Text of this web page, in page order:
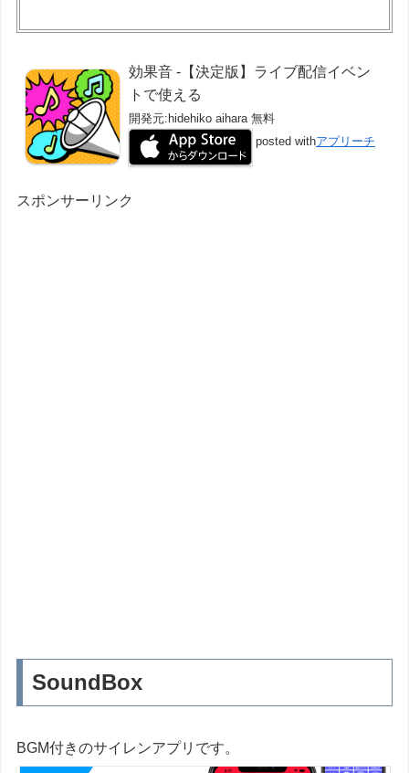
効果音 -【決定版】ライブ配信イベン
トで使える
開発元: hidehiko aihara 無料
posted withアプリーチ
スポンサーリンク
SoundBox
BGM付きのサイレンアプリです。